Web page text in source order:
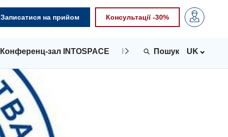
Записатися на прийом Консультації -30%
Конференц-зал INTOSPACE Контакти UK